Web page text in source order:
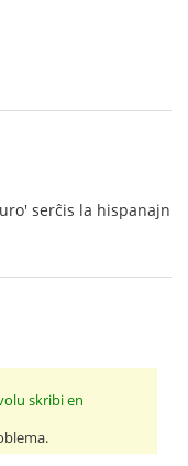
serĉis la hispanajn
skribi en